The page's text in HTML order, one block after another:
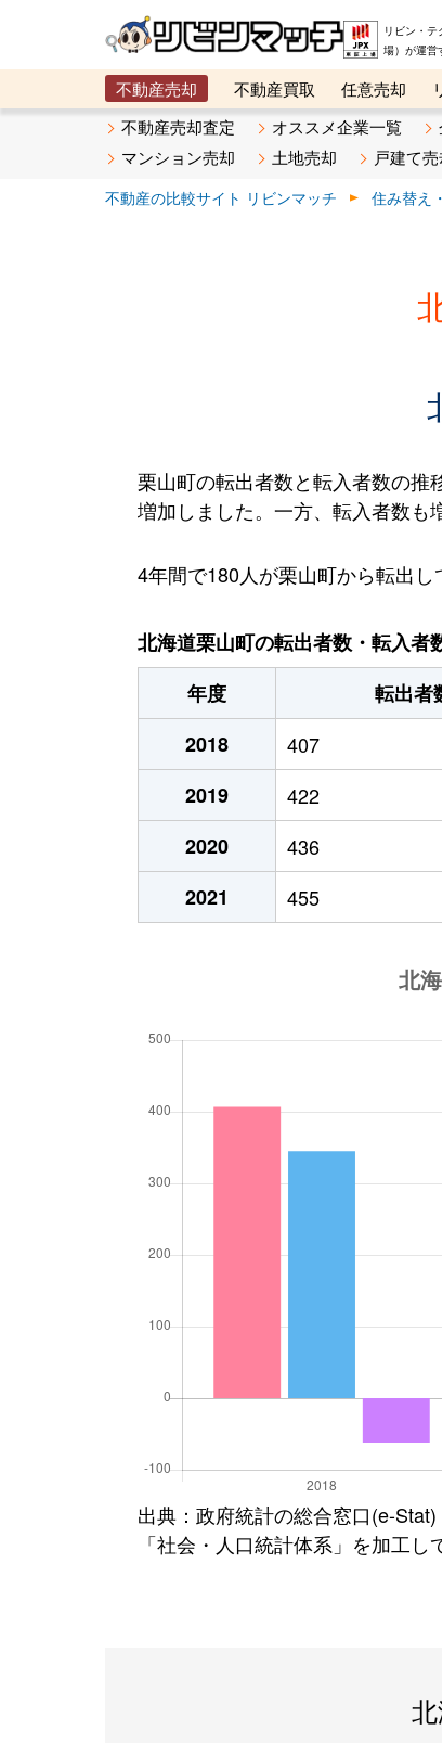
リビン・
場）が運
不動産売却 不動産買取 任意売却
メタ住宅展示場
ベスト不動産カンパニー
不動産売却査定 オススメ企業一覧
マンション売却
土地売却 戸建て
不動産の比較サイト リビンマッチ 住み替え
栗山町の転出者数と転入者数の推
増加しました。一方、転入者数も
4年間で180人が栗山町から転出
北海道栗山町の転出者数・転入者
年度
転出者
2018
407
2019
422
2020
436
2021
455
出典：政府統計の総合窓口(e-Stat)
「社会・人口統計体系」を加工し